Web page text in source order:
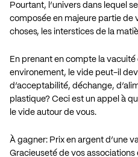
Pourtant, l’univers dans lequel
composée en majeure partie de
choses, les interstices de la
En prenant en compte la
environement, le vide peut-il
d’acceptabilité, déchange,
plastique? Ceci est un appel à
le vide autour de vous.
À gagner: Prix en argent d’une
Gracieuseté de vos associations